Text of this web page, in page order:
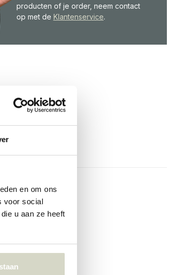
en om ons
voor social
u aan ze heeft
producten of je order, neem contact
op met de Klantenservice.